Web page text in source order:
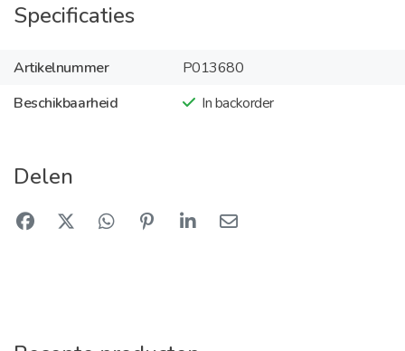
Specificaties
Artikelnummer
P013680
Beschikbaarheid
In backorder
Delen